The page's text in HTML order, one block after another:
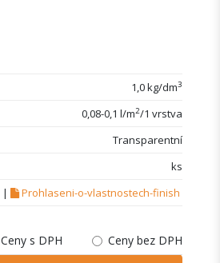
1,0 kg/dm3
0,08-0,1 l/m2/1 vrstva
Transparentní
ks
| Prohlaseni-o-vlastnostech-finish
Ceny s DPH Ceny bez DPH